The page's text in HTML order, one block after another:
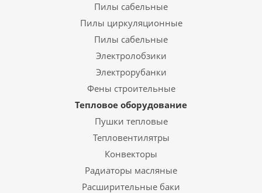
Пилы сабельные
Пилы циркуляционные
Пилы сабельные
Электролобзики
Электрорубанки
Фены строительные
Тепловое оборудование
Пушки тепловые
Тепловентилятры
Конвекторы
Радиаторы масляные
Расширительные баки